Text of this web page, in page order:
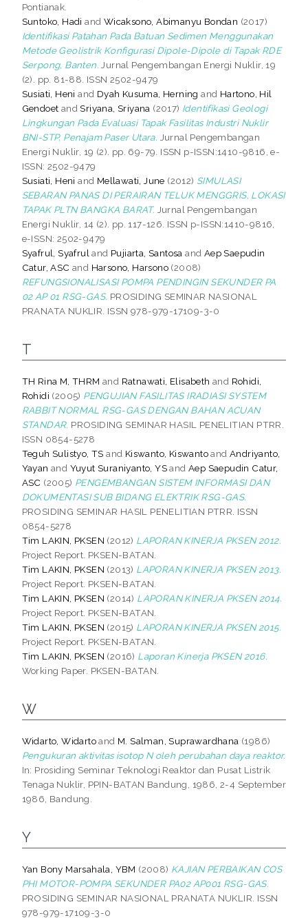
Pontianak.
Suntoko, Hadi and Wicaksono, Abimanyu Bondan (2017)
Identifikasi Patahan Pada Batuan Sedimen Menggunakan
Metode Geolistrik Konfigurasi Dipole-Dipole di Tapak RDE
Serpong, Banten. Jurnal Pengembangan Energi Nuklir, 19
(2). pp. 81-88. ISSN 2502-9479
Susiati, Heni and Dyah Kusuma, Herning and Hartono, Hil
Gendoet andSriyana, Sriyana (2017) Identifikasi Geologi
Lingkungan Pada Evaluasi Tapak Fasilitas Industri Nuklir
BNI-STP, Penajam Paser Utara. Jurnal Pengembangan
Energi Nuklir, 19 (2). pp. 69-79. ISSN p-ISSN:1410-9816, e-
ISSN: 2502-9479
Susiati, Heni and Mellawati, June (2012) SIMULASI
SEBARAN PANAS DI PERAIRAN TELUK MENGGRIS, LOKASI
TAPAK PLTN BANGKA BARAT. Jurnal Pengembangan
Energi Nuklir, 14 (2). pp. 117-126. ISSN p-ISSN:1410-9816,
e-ISSN: 2502-9479
Syafrul, Syafrul and Pujiarta, Santosa and Aep Saepudin
Catur, ASC and Harsono, Harsono (2008)
REFUNGSIONALISASI POMPA PENDINGIN SEKUNDER PA
02 AP 01 RSG-GAS. PROSIDING SEMINAR NASIONAL
PRANATA NUKLIR. ISSN 978-979-17109-3-0
T
TH Rina M, THRM and Ratnawati, Elisabeth and Rohidi,
Rohidi (2005) PENGUJIAN FASILITAS IRADIASI SYSTEM
RABBIT NORMAL RSG-GAS DENGAN BAHAN ACUAN
STANDAR. PROSIDING SEMINAR HASIL PENELITIAN PTRR.
ISSN 0854-5278
Teguh Sulistyo, TS and Kiswanto, KiswantoandAndriyanto,
Yayan and Yuyut Suraniyanto, YSandAep Saepudin Catur,
ASC (2005) PENGEMBANGAN SISTEM INFORMASI DAN
DOKUMENTASI SUB BIDANG ELEKTRIK RSG-GAS.
PROSIDING SEMINAR HASIL PENELITIAN PTRR. ISSN
0854-5278
Tim LAKIN, PKSEN (2012) LAPORAN KINERJA PKSEN 2012.
Project Report. PKSEN-BATAN.
Tim LAKIN, PKSEN (2013) LAPORAN KINERJA PKSEN 2013.
Project Report. PKSEN-BATAN.
Tim LAKIN, PKSEN (2014) LAPORAN KINERJA PKSEN 2014.
Project Report. PKSEN-BATAN.
Tim LAKIN, PKSEN (2015) LAPORAN KINERJA PKSEN 2015.
Project Report. PKSEN-BATAN.
Tim LAKIN, PKSEN (2016) Laporan Kinerja PKSEN 2016.
Working Paper. PKSEN-BATAN.
W
Widarto, Widartoand M. Salman, Suprawardhana (1986)
Pengukuran aktivitas isotop N oleh perubahan daya reaktor.
In: Prosiding Seminar Teknologi Reaktor dan Pusat Listrik
Tenaga Nuklir, PPIN-BATAN Bandung, 1986, 2-4 September
1986, Bandung.
Y
Yan Bony Marsahala, YBM (2008) KAJIAN PERBAIKAN COS
PHI MOTOR-POMPA SEKUNDER PA02 AP001 RSG-GAS.
PROSIDING SEMINAR NASIONAL PRANATA NUKLIR. ISSN
978-979-17109-3-0